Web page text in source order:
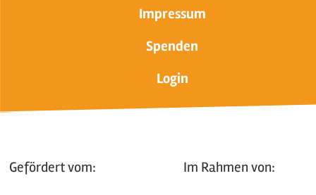
Impressum
Spenden
Login
Gefördert vom: Im Rahmen von: